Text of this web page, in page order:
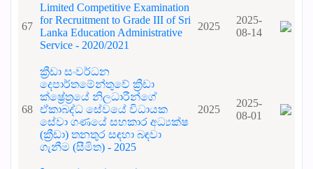
67
Limited Competitive Examination
for Recruitment to Grade III of Sri
Lanka Education Administrative
Service - 2020/2021
2025
2025-
08-14
68
ක්‍රීඩා සංවර්ධන
දෙපාර්තමේන්තුවේ ක්‍රීඩා
ක්ෂ්‍රේත්‍රයේ නිලධාරීන්ගේ
ඒකාබද්ධ සේවයේ විධායක
සේවා ගණයේ සහකාර අධ්‍යක්ෂ
(ක්‍රීඩා) තනතුර සඳහා බඳවා
ගැනීම (සීමිත) - 2025
2025
2025-
08-01